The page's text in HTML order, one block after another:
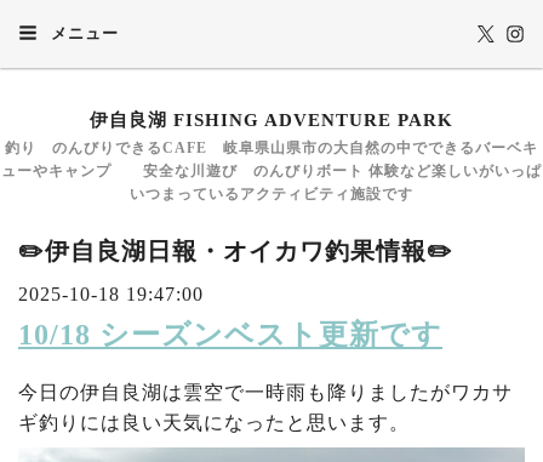
メニュー
伊自良湖 FISHING ADVENTURE PARK
釣り のんびりできるCAFE 岐阜県山県市の大自然の中でできるバーベキ
ューやキャンプ 安全な川遊び のんびりボート 体験など楽しいがいっぱ
いつまっているアクティビティ施設です
✏️伊自良湖日報・オイカワ釣果情報✏️
2025-10-18 19:47:00
10/18 シーズンベスト更新です
今日の伊自良湖は雲空で一時雨も降りましたがワカサ
ギ釣りには良い天気になったと思います。